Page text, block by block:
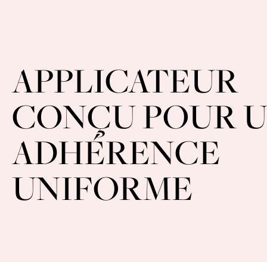
APPLICATEUR
CONÇU POUR
ADHÉRENCE
UNIFORME